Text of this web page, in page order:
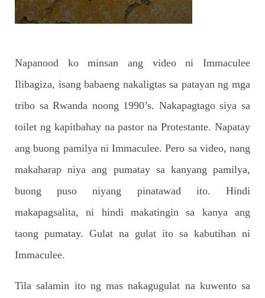
Napanood ko minsan ang video ni Immaculee
Ilibagiza, isang babaeng nakaligtas sa patayan ng mga
tribo sa Rwanda noong 1990’s. Nakapagtago siya sa
toilet ng kapitbahay na pastor na Protestante. Napatay
ang buong pamilya ni Immaculee. Pero sa video, nang
makaharap niya ang pumatay sa kanyang pamilya,
buong puso niyang pinatawad ito. Hindi
makapagsalita, ni hindi makatingin sa kanya ang
taong pumatay. Gulat na gulat ito sa kabutihan ni
Immaculee.
Tila salamin ito ng mas nakagugulat na kuwento sa